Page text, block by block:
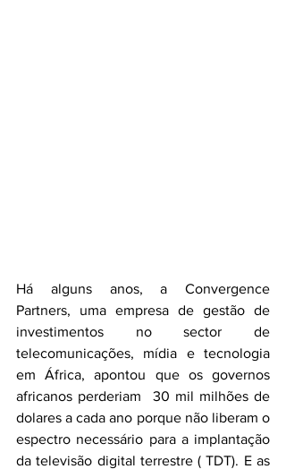
Há alguns anos, a Convergence
Partners, uma empresa de gestão de
investimentos no sector de
telecomunicações, mídia e tecnologia
em África, apontou que os governos
africanos perderiam  30 mil milhões de
dolares a cada ano porque não liberam o
espectro necessário para a implantação
da televisão digital terrestre ( TDT). E as